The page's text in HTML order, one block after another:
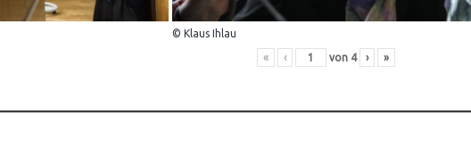
© Klaus Ihlau
« ‹ von 4 › »